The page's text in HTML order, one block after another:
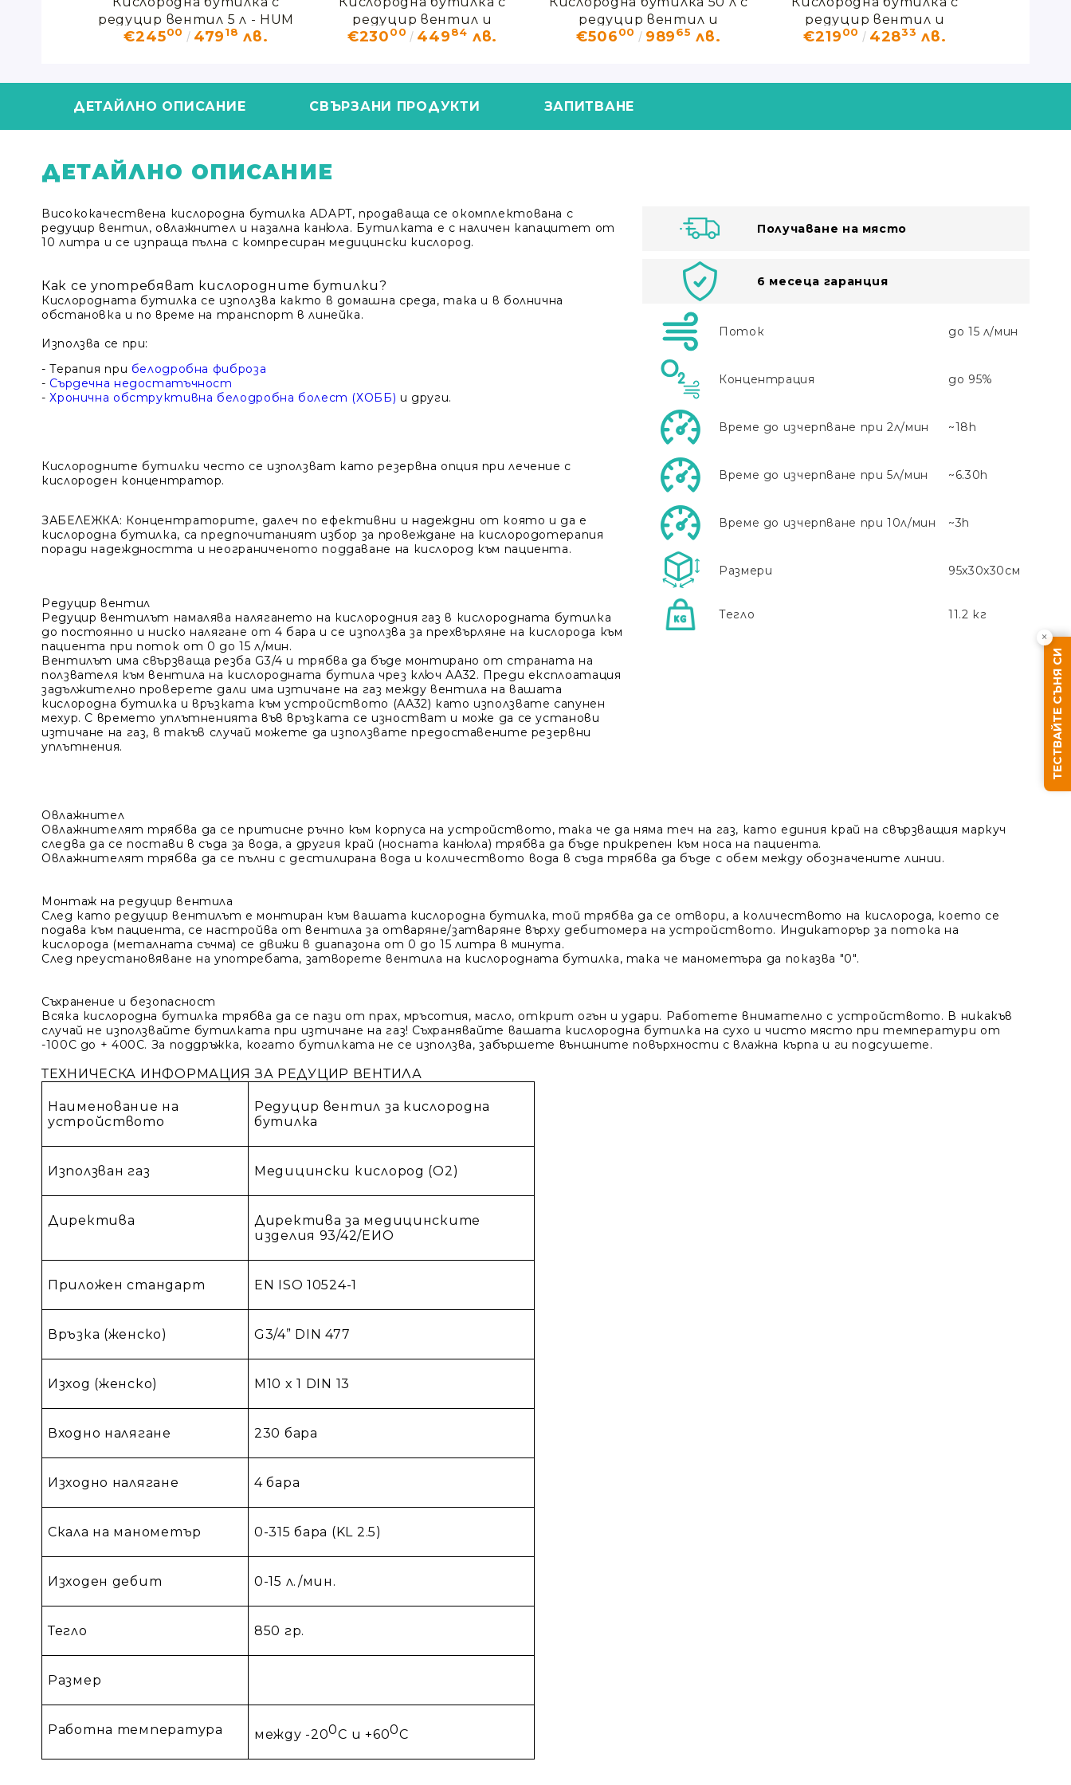
Ние ще се свържем с вас в рамките на работния
редуцир вентил 5 л - HUM
€24500 47918 лв.
редуцир вентил и
овлажнител 10л.
€23000 44984 лв.
редуцир вентил и
овлажнител
€50600 98965 лв.
редуцир вентил и
овлажнител 7.5 л.
€21900 42833 лв.
ДЕТАЙЛНО ОПИСАНИЕ СВЪРЗАНИ ПРОДУКТИ ЗАПИТВАНЕ
ДЕТАЙЛНО ОПИСАНИЕ
Висококачествена кислородна бутилка ADAPT, продаваща се окомплектована с
редуцир вентил, овлажнител и назална канюла. Бутилката е с наличен капацитет от
10 литра и се изпраща пълна с компресиран медицински кислород.
Как се употребяват кислородните бутилки?
Кислородната бутилка се използва както в домашна среда, така и в болнична
обстановка и по време на транспорт в линейка.
Използва се при:
- Терапия при белодробна фиброза
- Сърдечна недостатъчност
-Хронична обструктивна белодробна болест (ХОББ) и други.
Кислородните бутилки често се използват като резервна опция при лечение с
кислороден концентратор.
ЗАБЕЛЕЖКА: Концентраторите, далеч по ефективни и надеждни от която и да е
кислородна бутилка, са предпочитаният избор за провеждане на кислородотерапия
поради надеждността и неограниченото поддаване на кислород към пациента.
Редуцир вентил
Редуцир вентилът намалява налягането на кислородния газ в кислородната бутилка
до постоянно и ниско налягане от 4 бара и се използва за прехвърляне на кислорода към
пациента при поток от 0 до 15 л/мин.
Вентилът има свързваща резба G3/4 и трябва да бъде монтирано от страната на
ползвателя към вентила на кислородната бутила чрез ключ АА32. Преди експлоатация
задължително проверете дали има изтичане на газ между вентила на вашата
кислородна бутилка и връзката към устройството (АА32) като използвате сапунен
мехур. С времето уплътненията във връзката се изностват и може да се установи
изтичане на газ, в такъв случай можете да използвате предоставените резервни
уплътнения.
Получаване на място
6 месеца гаранция
Поток до 15 л/мин
Концентрация до 95%
Време до изчерпване при 2л/мин ~18h
Време до изчерпване при 5л/мин ~6.30h
Време до изчерпване при 10л/мин ~3h
Размери 95x30x30см
Тегло 11.2 кг
Овлажнител
Овлажнителят трябва да се притисне ръчно към корпуса на устройството, така че да няма теч на газ, като единия край на свързващия маркуч
следва да се постави в съда за вода, а другия край (носната канюла) трябва да бъде прикрепен към носа на пациента.
Овлажнителят трябва да се пълни с дестилирана вода и количеството вода в съда трябва да бъде с обем между обозначените линии.
Монтаж на редуцир вентила
След като редуцир вентилът е монтиран към вашата кислородна бутилка, той трябва да се отвори, а количеството на кислорода, което се
подава към пациента, се настройва от вентила за отваряне/затваряне върху дебитомера на устройството. Индикаторър за потока на
кислорода (металната съчма) се движи в диапазона от 0 до 15 литра в минута.
След преустановяване на употребата, затворете вентила на кислородната бутилка, така че манометъра да показва "0".
Съхранение и безопасност
Всяка кислородна бутилка трябва да се пази от прах, мръсотия, масло, открит огън и удари. Работете внимателно с устройството. В никакъв
случай не използвайте бутилката при изтичане на газ! Съхранявайте вашата кислородна бутилка на сухо и чисто място при температури от
-100C до + 400C. За поддръжка, когато бутилката не се използва, забършете външните повърхности с влажна кърпа и ги подсушете.
ТЕХНИЧЕСКА ИНФОРМАЦИЯ ЗА РЕДУЦИР ВЕНТИЛА
Наименование на
устройството
Редуцир вентил за кислородна
бутилка
Използван газ Медицински кислород (O2)
Директива
Директива за медицинските
изделия 93/42/ЕИО
Приложен стандарт EN ISO 10524-1
Връзка (женско) G3/4” DIN 477
Изход (женско) M10 x 1 DIN 13
Входно налягане 230 бара
Изходно налягане 4 бара
Скала на манометър 0-315 бара (KL 2.5)
Изходен дебит 0-15 л./мин.
Тегло 850 гр.
Размер
Работна температура между -200С и +600С
ТЕСТВАЙТЕ СЪНЯ СИ
×